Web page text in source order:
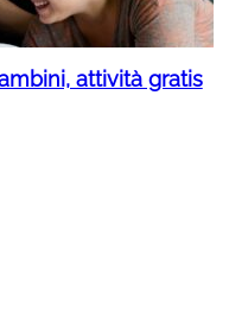
attività gratis